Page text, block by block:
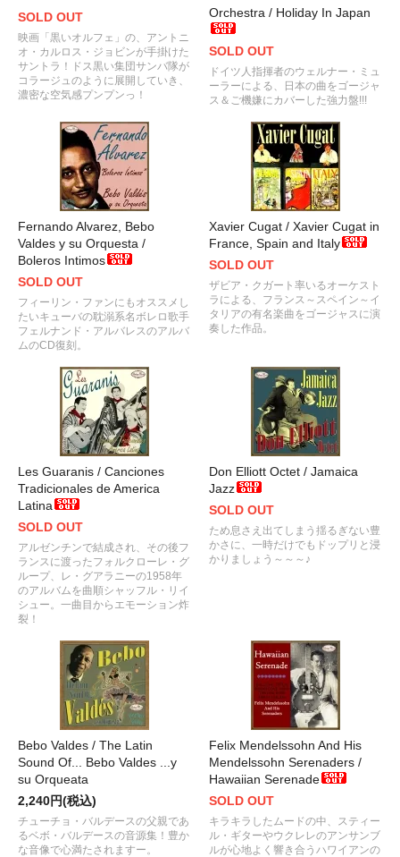
SOLD OUT
映画「黒いオルフェ」の、アントニ
オ・カルロス・ジョビンが手掛けた
サントラ！ドス黒い集団サンバ隊が
コラージュのように展開していき、
濃密な空気感プンプンっ！
Orchestra / Holiday In Japan
SOLD OUT
ドイツ人指揮者のウェルナー・ミュ
ーラーによる、日本の曲をゴージャ
ス＆ご機嫌にカバーした強力盤!!!
Fernando Alvarez, Bebo
Valdes y su Orquesta /
Boleros Intimos
SOLD OUT
フィーリン・ファンにもオススメし
たいキューバの耽溺系名ボレロ歌手
フェルナンド・アルバレスのアルバ
ムのCD復刻。
Xavier Cugat / Xavier Cugat in
France, Spain and Italy
SOLD OUT
ザビア・クガート率いるオーケスト
ラによる、フランス～スペイン～イ
タリアの有名楽曲をゴージャスに演
奏した作品。
Les Guaranis / Canciones
Tradicionales de America
Latina
SOLD OUT
アルゼンチンで結成され、その後フ
ランスに渡ったフォルクローレ・グ
ループ、レ・グアラニーの1958年
のアルバムを曲順シャッフル・リイ
シュー。一曲目からエモーション炸
裂！
Don Elliott Octet / Jamaica
Jazz
SOLD OUT
ため息さえ出てしまう揺るぎない豊
かさに、一時だけでもドップリと浸
かりましょう～～～♪
Bebo Valdes / The Latin
Sound Of... Bebo Valdes ...y
su Orqueata
2,240円(税込)
チューチョ・バルデースの父親であ
るベボ・バルデースの音源集！豊か
な音像で心満たされますー。
Felix Mendelssohn And His
Mendelssohn Serenaders /
Hawaiian Serenade
SOLD OUT
キラキラしたムードの中、スティー
ル・ギターやウクレレのアンサンブ
ルが心地よく響き合うハワイアンの